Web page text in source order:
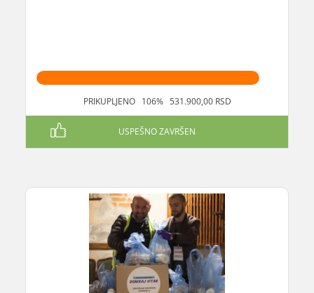
PRIKUPLJENO 106% 531.900,00 RSD
USPEŠNO ZAVRŠEN